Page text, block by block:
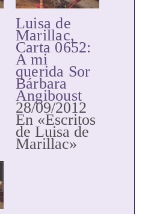
Luisa de
Marillac,
Carta 0652:
A mi
querida Sor
Bárbara
Angiboust
28/09/2012
En «Escritos
de Luisa de
Marillac»